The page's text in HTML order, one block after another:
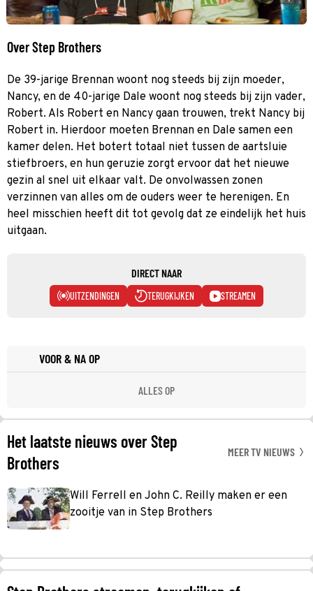
Over Step Brothers
De 39-jarige Brennan woont nog steeds bij zijn moeder,
Nancy, en de 40-jarige Dale woont nog steeds bij zijn vader,
Robert. Als Robert en Nancy gaan trouwen, trekt Nancy bij
Robert in. Hierdoor moeten Brennan en Dale samen een
kamer delen. Het botert totaal niet tussen de aartsluie
stiefbroers, en hun geruzie zorgt ervoor dat het nieuwe
gezin al snel uit elkaar valt. De onvolwassen zonen
verzinnen van alles om de ouders weer te herenigen. En
heel misschien heeft dit tot gevolg dat ze eindelijk het huis
uitgaan.
DIRECT NAAR
UITZENDINGEN TERUGKIJKEN STREAMEN
VOOR & NA OP
ALLES OP
Het laatste nieuws over Step
Brothers
MEER TV NIEUWS
Will Ferrell en John C. Reilly maken er een
zooitje van in Step Brothers